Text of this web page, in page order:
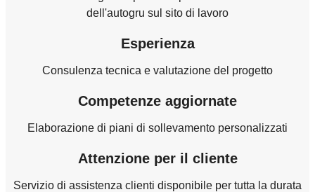
dell'autogru sul sito di lavoro
Esperienza
Consulenza tecnica e valutazione del progetto
Competenze aggiornate
Elaborazione di piani di sollevamento personalizzati
Attenzione per il cliente
Servizio di assistenza clienti disponibile per tutta la durata